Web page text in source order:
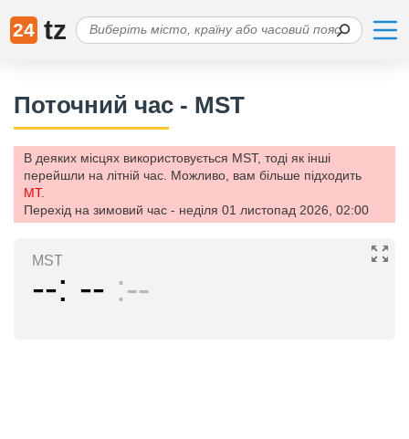
24 tz
Поточний час - MST
В деяких місцях використовується MST, тоді як інші
перейшли на літній час. Можливо, вам більше підходить
MT.
Перехід на зимовий час - неділя 01 листопад 2026, 02:00
MST
-- -- --